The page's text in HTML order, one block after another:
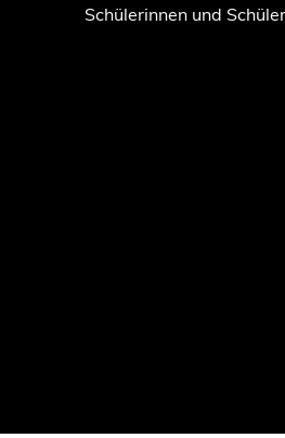
Schülerinnen und